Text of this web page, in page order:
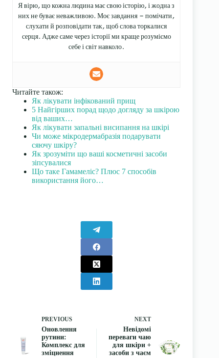
Я вірю, що кожна людина має свою історію, і жодна з
них не буває неважливою. Моє завдання — помічати,
слухати й розповідати так, щоб слова торкалися
серця. Адже саме через історії ми краще розуміємо
себе і світ навколо.
Читайте також:
Як лікувати інфікований прищ
5 Найгірших порад щодо догляду за шкірою
від ваших…
Як лікувати запальні висипання на шкірі
Чи може мікродермабразія подарувати
сяючу шкіру?
Як зрозуміти що ваші косметичні засоби
зіпсувалися
Що таке Гамамеліс? Плюс 7 способів
використання його…
PREVIOUS
Оновлення
рутини:
Комплекс для
зміцнення
NEXT
Невідомі
переваги чаю
для шкіри +
засоби з чаєм